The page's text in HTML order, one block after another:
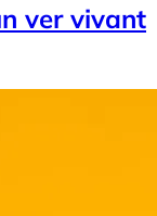
ver vivant